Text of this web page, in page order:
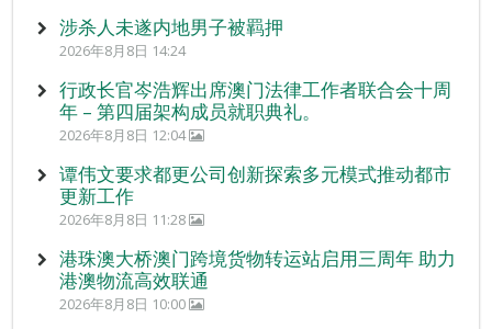
涉杀人未遂内地男子被羁押
2026年8月8日 14:24
行政长官岑浩辉出席澳门法律工作者联合会十周
年 – 第四届架构成员就职典礼。
2026年8月8日 12:04
谭伟文要求都更公司创新探索多元模式推动都市
更新工作
2026年8月8日 11:28
港珠澳大桥澳门跨境货物转运站启用三周年 助力
港澳物流高效联通
2026年8月8日 10:00